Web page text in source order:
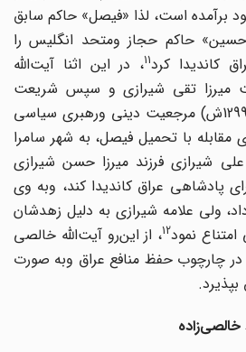
برآمده است، لذا «فیصل» حاکم سابق
حاکم حجاز ومتحد انگلیس را
کرد11، در این اثنا آیت‌الله
تقی شیرازی و سپس شریعت
اصفهانی در سال 1920م (1299ش) مرجعیت دینی ورهبری سیاسی
با تحمیل فیصل، به شهر سامرا
شیرازی فرزند میرزا حسن شیرازی
پادشاهی عراق کاندیدا کند، وبه وی
ولی علامه شیرازی به دلیل زهدشان
نمود12، از این‌رو آیت‌الله خالصی
چارچوب حفظ منافع عراق وبه صورت